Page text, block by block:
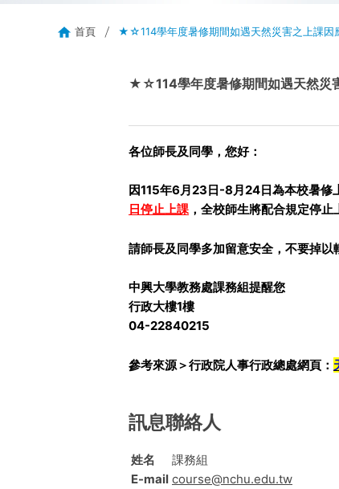
首頁 ★☆114學年度暑修期間如遇天然災害之上課
★☆114學年度暑修期間如遇天然
各位師長及同學，您好：
因115年6月23日-8月24日為本校暑修
日停止上課，全校師生將配合規定停止
請師長及同學多加留意安全，不要掉以
中興大學教務處課務組提醒您
行政大樓1樓
04-22840215
參考來源＞行政院人事行政總處網頁：
訊息聯絡人
姓名
課務組
E-mail course@nchu.edu.tw